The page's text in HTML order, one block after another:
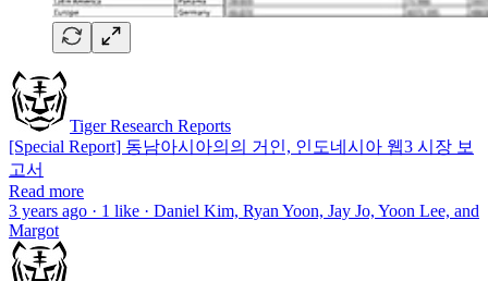
Tiger Research Reports
[Special Report] 동남아시아의의 거인, 인도네시아 웹3 시장 보
고서
Read more
3 years ago · 1 like · Daniel Kim, Ryan Yoon, Jay Jo, Yoon Lee, and
Margot